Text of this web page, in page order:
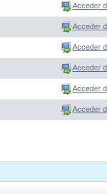
Acceder
Acceder
Acceder
Acceder
Acceder
Acceder